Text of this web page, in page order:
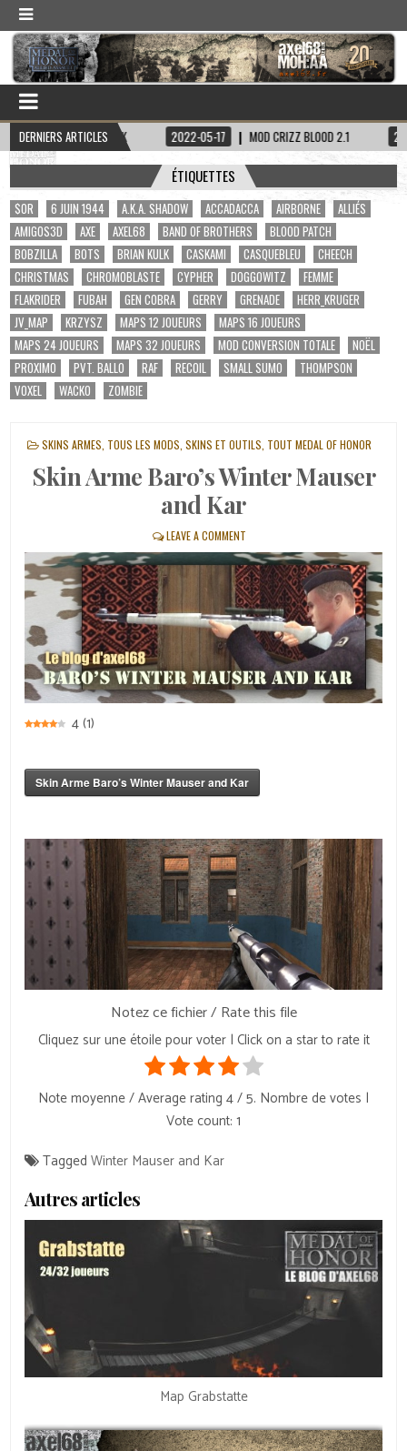
DERNIERS ARTICLES
HADDOCK 2022-05-17 MOD CRIZZ BLOOD 2.1 2022-05-01
ÉTIQUETTES
$OR 6 JUIN 1944 A.K.A. SHADOW ACCADACCA AIRBORNE
ALLIÉS
AMIGOS3D
AXE AXEL68 BAND OF BROTHERS
BLOOD PATCH
BOBZILLA
BOTS BRIAN KULK CASKAMI CASQUEBLEU
CHEECH
CHRISTMAS
CHROMOBLASTE CYPHER DOGGOWITZ
FEMME
FLAKRIDER
FUBAH GEN COBRA GERRY GRENADE
HERR_KRUGER
JV_MAP
KRZYSZ MAPS 12 JOUEURS
MAPS 16 JOUEURS
MAPS 24 JOUEURS
MAPS 32 JOUEURS MOD CONVERSION TOTALE
NOËL
PROXIMO
PVT. BALLO RAF RECOIL SMALL SUMO
THOMPSON
VOXEL
WACKO ZOMBIE
POSTED
SKINS ARMES TOUS LES MODS, SKINS ET OUTILS TOUT MEDAL OF HONOR
Skin Arme Baro’s Winter Mauser
and Kar
LEAVE A COMMENT
4(1)
Skin Arme Baro’s Winter Mauser and Kar
Notez ce fichier / Rate this file
Cliquez sur une étoile pour voter | Click on a star to rate it
Note moyenne / Average rating 4/ 5. Nombre de votes |
Vote count: 1
TaggedWinter Mauser and Kar
Autres articles
Map Grabstatte